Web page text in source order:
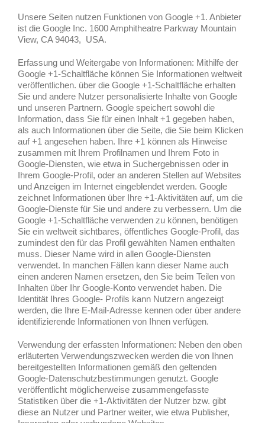
Unsere Seiten nutzen Funktionen von Google +1. Anbieter
ist die Google Inc. 1600 Amphitheatre Parkway Mountain
View, CA 94043, USA.
Erfassung und Weitergabe von Informationen: Mithilfe der
Google +1-Schaltfläche können Sie Informationen weltweit
veröffentlichen. über die Google +1-Schaltfläche erhalten
Sie und andere Nutzer personalisierte Inhalte von Google
und unseren Partnern. Google speichert sowohl die
Information, dass Sie für einen Inhalt +1 gegeben haben,
als auch Informationen über die Seite, die Sie beim Klicken
auf +1 angesehen haben. Ihre +1 können als Hinweise
zusammen mit Ihrem Profilnamen und Ihrem Foto in
Google-Diensten, wie etwa in Suchergebnissen oder in
Ihrem Google-Profil, oder an anderen Stellen auf Websites
und Anzeigen im Internet eingeblendet werden. Google
zeichnet Informationen über Ihre +1-Aktivitäten auf, um die
Google-Dienste für Sie und andere zu verbessern. Um die
Google +1-Schaltfläche verwenden zu können, benötigen
Sie ein weltweit sichtbares, öffentliches Google-Profil, das
zumindest den für das Profil gewählten Namen enthalten
muss. Dieser Name wird in allen Google-Diensten
verwendet. In manchen Fällen kann dieser Name auch
einen anderen Namen ersetzen, den Sie beim Teilen von
Inhalten über Ihr Google-Konto verwendet haben. Die
Identität Ihres Google- Profils kann Nutzern angezeigt
werden, die Ihre E-Mail-Adresse kennen oder über andere
identifizierende Informationen von Ihnen verfügen.
Verwendung der erfassten Informationen: Neben den oben
erläuterten Verwendungszwecken werden die von Ihnen
bereitgestellten Informationen gemäß den geltenden
Google-Datenschutzbestimmungen genutzt. Google
veröffentlicht möglicherweise zusammengefasste
Statistiken über die +1-Aktivitäten der Nutzer bzw. gibt
diese an Nutzer und Partner weiter, wie etwa Publisher,